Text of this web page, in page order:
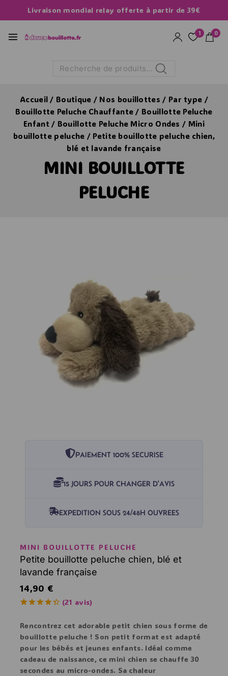
Livraison mondial relay offerte à partir de 39€
1 0
Recherche
Accueil / Boutique / Nos bouillottes / Par type /
Bouillotte Peluche Chauffante / Bouillotte Peluche
Enfant / Bouillotte Peluche Micro Ondes / Mini
bouillotte peluche / Petite bouillotte peluche chien,
blé et lavande française
MINI BOUILLOTTE
PELUCHE
PAIEMENT 100% SECURISE
15 JOURS POUR CHANGER D'AVIS
EXPEDITION SOUS 24/48H OUVREES
MINI BOUILLOTTE PELUCHE
Petite bouillotte peluche chien, blé et
lavande française
dehors de
basé sur
votes de
(21 avis)
14,90 €
Rencontrez cet adorable petit chien sous forme de
bouillotte peluche ! Son petit format est adapté
pour les bébés et jeunes enfants. Idéal comme
cadeau de naissance, ce mini chien se chauffe 30
secondes au micro-ondes. Sa chaleur